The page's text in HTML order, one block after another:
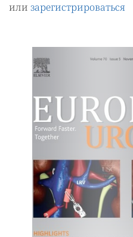
или зарегистрироваться